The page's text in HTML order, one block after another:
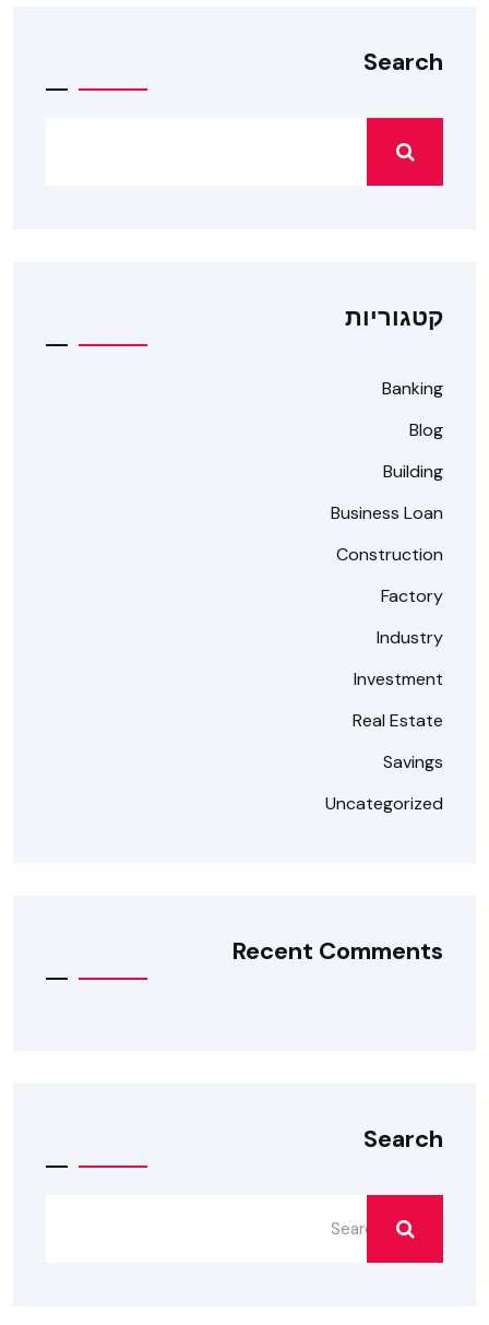
Search
קטגוריות
Banking
Blog
Building
Business Loan
Construction
Factory
Industry
Investment
Real Estate
Savings
Uncategorized
Recent Comments
Search